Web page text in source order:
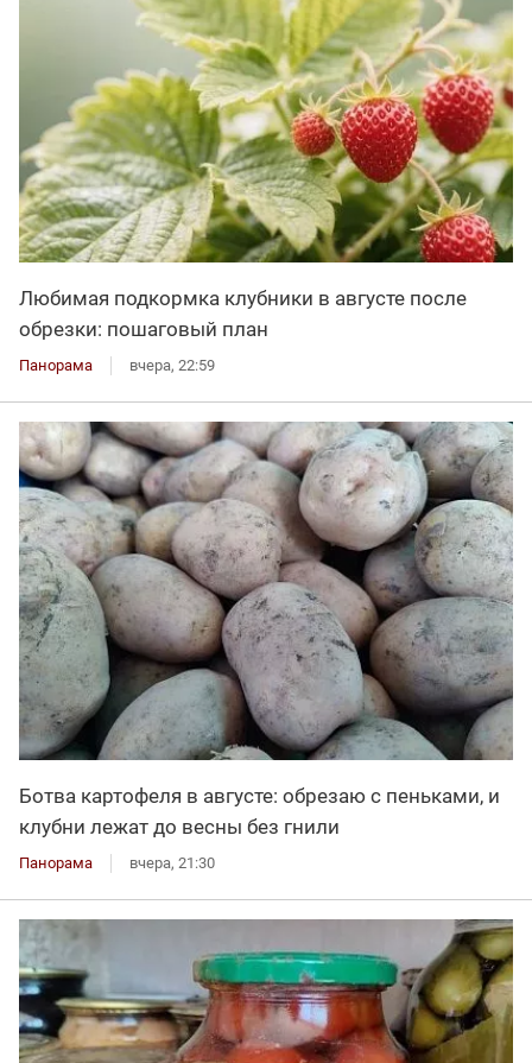
Любимая подкормка клубники в августе после
обрезки: пошаговый план
Панорама вчера, 22:59
Ботва картофеля в августе: обрезаю с пеньками, и
клубни лежат до весны без гнили
Панорама вчера, 21:30